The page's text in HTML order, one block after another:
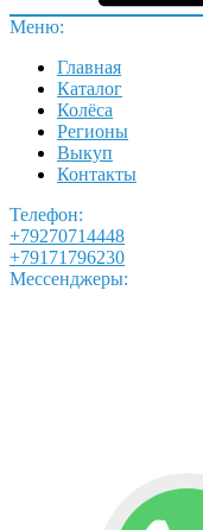
Меню:
Главная
Каталог
Колёса
Регионы
Выкуп
Контакты
Телефон:
+79270714448
+79171796230
Мессенджеры: